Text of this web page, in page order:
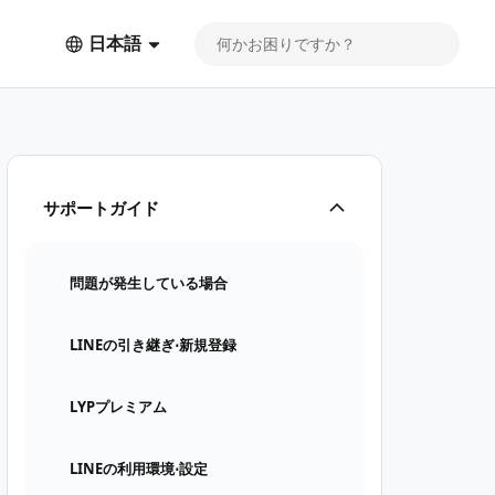
日本語
サポートガイド
問題が発生している場合
LINEの引き継ぎ⋅新規登録
LYPプレミアム
LINEの利用環境⋅設定